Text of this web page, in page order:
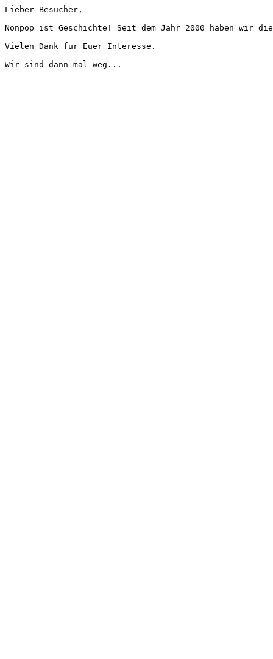
Lieber Besucher,
Nonpop ist Geschichte! Seit dem Jahr 2000 haben wir
Vielen Dank für Euer Interesse.
Wir sind dann mal weg...